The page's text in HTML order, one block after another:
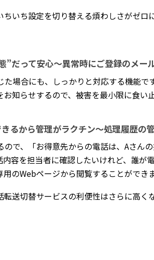
いち設定を切り替える煩わしさがゼロ
”だって安心～異常時にご登録のメー
場合にも、しっかりと対応する機能で
知らせするので、被害を最小限に食い
るから管理がラクチン～処理履歴の
で、「お得意先からの電話は、Aさん
容を担当者に確認したいけれど、誰が
のWebページから閲覧することができま
送切替サービスの利便性はさらに高く